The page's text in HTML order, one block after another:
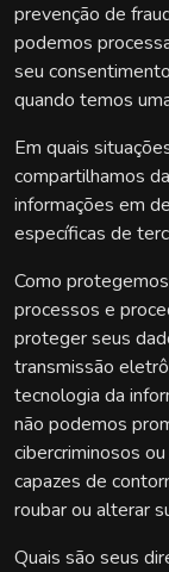
prevenção de
podemos
seu
quando temos
Em quais
compartilhamos
informações em
específicas de
Como
processos e
proteger seus
transmissão
tecnologia da
não podemos
cibercriminosos
capazes de
roubar ou alterar
Quais são seus